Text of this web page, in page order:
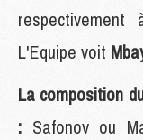
L'Equipe voit
La composition
: Safonov ou